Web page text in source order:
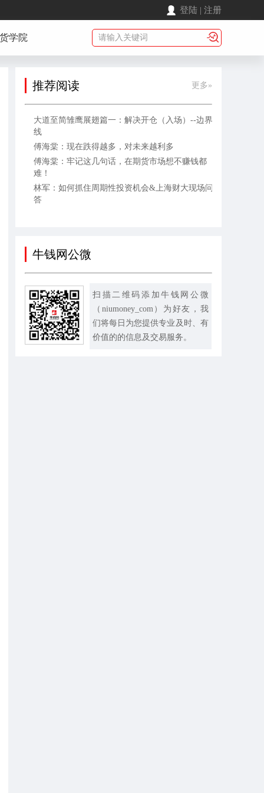
登陆 | 注册
学院
推荐阅读 更多»
大道至简雏鹰展翅篇一：解决开仓（入场）--边界
线
傅海棠：现在跌得越多，对未来越利多
傅海棠：牢记这几句话，在期货市场想不赚钱都
难！
林军：如何抓住周期性投资机会&上海财大现场问
答
牛钱网公微
扫描二维码添加牛钱网公微
（niumoney_com）为好友，我
们将每日为您提供专业及时、有
价值的的信息及交易服务。